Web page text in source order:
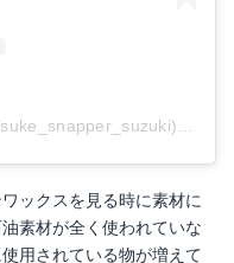
ックスを見る時に素材に
素材が全く使われていな
用されている物が増えて